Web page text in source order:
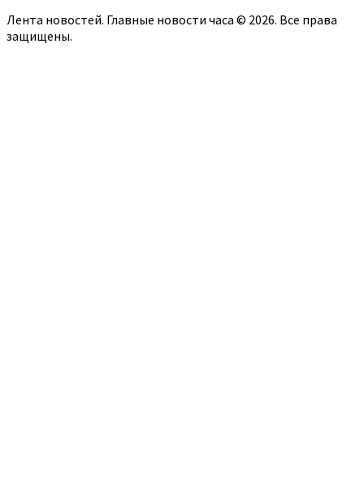
Лента новостей. Главные новости часа © 2026. Все права
защищены.